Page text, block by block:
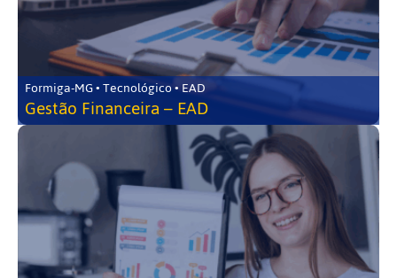
Formiga-MG • Tecnológico • EAD
Gestão Financeira – EAD